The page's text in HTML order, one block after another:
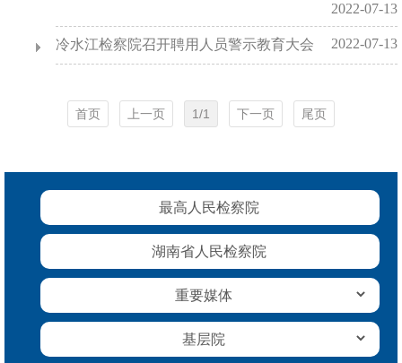
内设机构
2022-07-13
冷水江检察院召开聘用人员警示教育大会 2022-07-13
首页 上一页 1/1 下一页 尾页
最高人民检察院
湖南省人民检察院